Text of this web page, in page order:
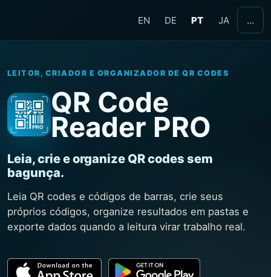
EN DE PT JA ...
LEITOR, CRIADOR E ORGANIZADOR DE QR CODES
QR Code
Reader PRO
Leia, crie e organize QR codes sem
bagunça.
Leia QR codes e códigos de barras, crie seus
próprios códigos, organize resultados em pastas e
exporte dados quando a leitura virar trabalho real.